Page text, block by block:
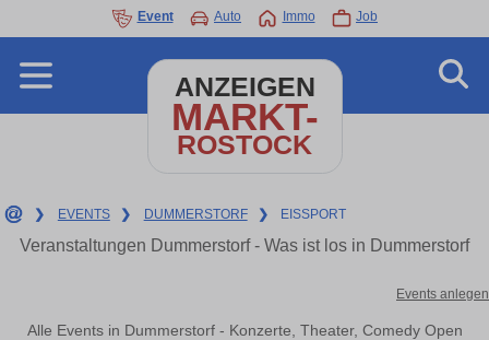
Event Auto Immo Job
ANZEIGEN
MARKT-
ROSTOCK
❯ EVENTS ❯ DUMMERSTORF ❯ EISSPORT
Veranstaltungen Dummerstorf - Was ist los in Dummerstorf
Events anlegen
Alle Events in Dummerstorf - Konzerte, Theater, Comedy Open